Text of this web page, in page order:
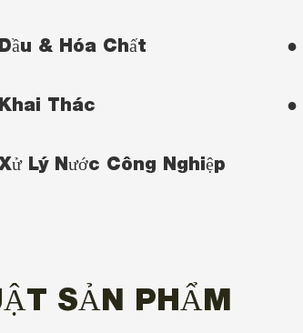
& Hóa Chất ●
Thác ●
Lý Nước Công Nghiệp
SẢN PHẨM